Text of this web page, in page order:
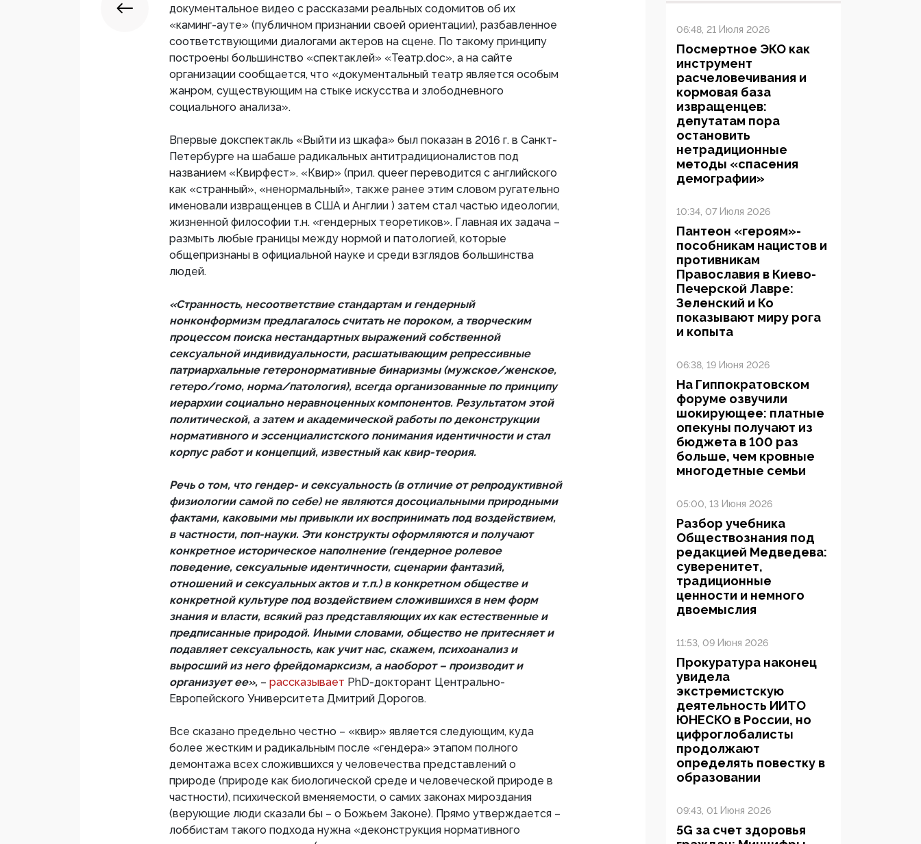
документальное видео с рассказами реальных содомитов об их
«каминг-ауте» (публичном признании своей ориентации), разбавленное
соответствующими диалогами актеров на сцене. По такому принципу
построены большинство «спектаклей» «Театр.doc», а на сайте
организации сообщается, что «документальный театр является особым
жанром, существующим на стыке искусства и злободневного
социального анализа».
Впервые докспектакль «Выйти из шкафа» был показан в 2016 г. в Санкт-
Петербурге на шабаше радикальных антитрадиционалистов под
названием «Квирфест». «Квир» (прил. queer переводится с английского
как «странный», «ненормальный», также ранее этим словом ругательно
именовали извращенцев в США и Англии ) затем стал частью идеологии,
жизненной философии т.н. «гендерных теоретиков». Главная их задача –
размыть любые границы между нормой и патологией, которые
общепризнаны в официальной науке и среди взглядов большинства
людей.
«Странность, несоответствие стандартам и гендерный
нонконформизм предлагалось считать не пороком, а творческим
процессом поиска нестандартных выражений собственной
сексуальной индивидуальности, расшатывающим репрессивные
патриархальные гетеронормативные бинаризмы (мужское/женское,
гетеро/гомо, норма/патология), всегда организованные по принципу
иерархии социально неравноценных компонентов. Результатом этой
политической, а затем и академической работы по деконструкции
нормативного и эссенциалистского понимания идентичности и стал
корпус работ и концепций, известный как квир-теория.
Речь о том, что гендер- и сексуальность (в отличие от репродуктивной
физиологии самой по себе) не являются досоциальными природными
фактами, каковыми мы привыкли их воспринимать под воздействием,
в частности, поп-науки. Эти конструкты оформляются и получают
конкретное историческое наполнение (гендерное ролевое
поведение, сексуальные идентичности, сценарии фантазий,
отношений и сексуальных актов и т.п.) в конкретном обществе и
конкретной культуре под воздействием сложившихся в нем форм
знания и власти, всякий раз представляющих их как естественные и
предписанные природой. Иными словами, общество не притесняет и
подавляет сексуальность, как учит нас, скажем, психоанализ и
выросший из него фрейдомарксизм, а наоборот – производит и
организует ее», – рассказывает PhD-докторант Центрально-
Европейского Университета Дмитрий Дорогов.
Все сказано предельно честно – «квир» является следующим, куда
более жестким и радикальным после «гендера» этапом полного
демонтажа всех сложившихся у человечества представлений о
природе (природе как биологической среде и человеческой природе в
частности), психической вменяемости, о самих законах мироздания
(верующие люди сказали бы – о Божьем Законе). Прямо утверждается –
лоббистам такого подхода нужна «деконструкция нормативного
06:48, 21 Июля 2026
Посмертное ЭКО как
инструмент
расчеловечивания и
кормовая база
извращенцев:
депутатам пора
остановить
нетрадиционные
методы «спасения
демографии»
10:34, 07 Июля 2026
Пантеон «героям»-
пособникам нацистов и
противникам
Православия в Киево-
Печерской Лавре:
Зеленский и Ко
показывают миру рога
и копыта
06:38, 19 Июня 2026
На Гиппократовском
форуме озвучили
шокирующее: платные
опекуны получают из
бюджета в 100 раз
больше, чем кровные
многодетные семьи
05:00, 13 Июня 2026
Разбор учебника
Обществознания под
редакцией Медведева:
суверенитет,
традиционные
ценности и немного
двоемыслия
11:53, 09 Июня 2026
Прокуратура наконец
увидела
экстремистскую
деятельность ИИТО
ЮНЕСКО в России, но
цифроглобалисты
продолжают
определять повестку в
образовании
09:43, 01 Июня 2026
5G за счет здоровья